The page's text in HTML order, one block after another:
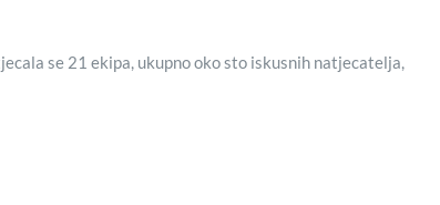
se 21 ekipa, ukupno oko sto iskusnih natjecatelja,